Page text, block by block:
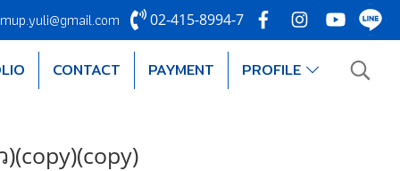
02-415-8994-7
CONTACT PAYMENT PROFILE